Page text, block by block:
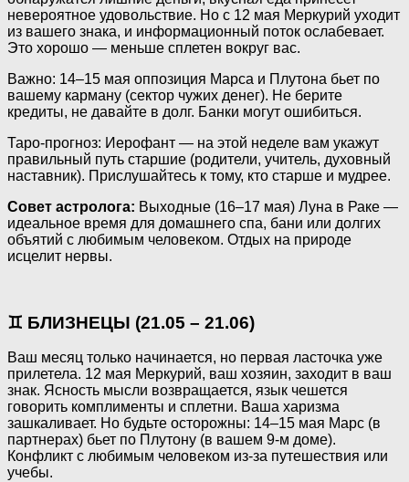
невероятное удовольствие. Но с 12 мая Меркурий уходит
из вашего знака, и информационный поток ослабевает.
Это хорошо — меньше сплетен вокруг вас.
Важно: 14–15 мая оппозиция Марса и Плутона бьет по
вашему карману (сектор чужих денег). Не берите
кредиты, не давайте в долг. Банки могут ошибиться.
Таро-прогноз: Иерофант — на этой неделе вам укажут
правильный путь старшие (родители, учитель, духовный
наставник). Прислушайтесь к тому, кто старше и мудрее.
Совет астролога: Выходные (16–17 мая) Луна в Раке —
идеальное время для домашнего спа, бани или долгих
объятий с любимым человеком. Отдых на природе
исцелит нервы.
♊ БЛИЗНЕЦЫ (21.05 – 21.06)
Ваш месяц только начинается, но первая ласточка уже
прилетела. 12 мая Меркурий, ваш хозяин, заходит в ваш
знак. Ясность мысли возвращается, язык чешется
говорить комплименты и сплетни. Ваша харизма
зашкаливает. Но будьте осторожны: 14–15 мая Марс (в
партнерах) бьет по Плутону (в вашем 9-м доме).
Конфликт с любимым человеком из-за путешествия или
учебы.